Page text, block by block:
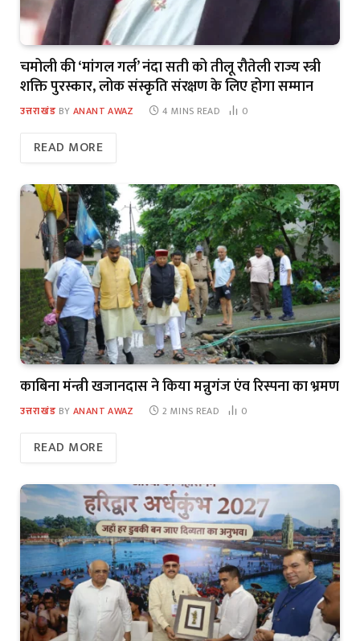
चमोली की ‘मांगल गर्ल’ नंदा सती को तीलू रौतेली राज्य स्त्री
शक्ति पुरस्कार, लोक संस्कृति संरक्षण के लिए होगा सम्मान
उत्तराखंड BY ANANT AWAZ 4 MINS READ 0
READ MORE
काबिना मंन्त्री खजानदास ने किया मन्नुगंज एंव रिस्पना का भ्रमण
उत्तराखंड BY ANANT AWAZ 2 MINS READ 0
READ MORE